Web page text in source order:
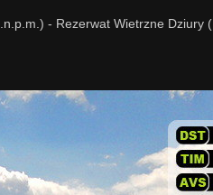
- Rezerwat Wietrzne Dziury